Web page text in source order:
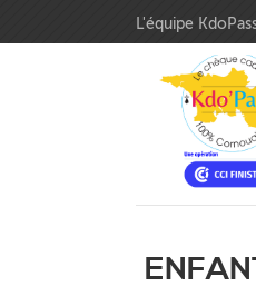
Aller au contenu principal
L'équipe